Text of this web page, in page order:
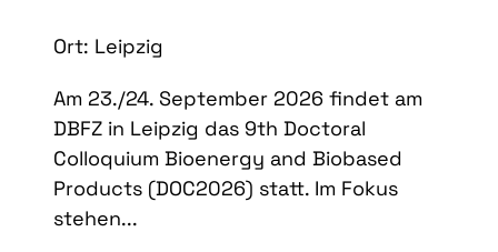
Ort: Leipzig
Am 23./24. September 2026 findet am
DBFZ in Leipzig das 9th Doctoral
Colloquium Bioenergy and Biobased
Products (DOC2026) statt. Im Fokus
stehen...